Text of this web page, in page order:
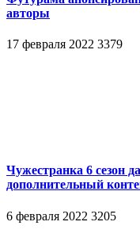
авторы
17 февраля 2022 3379
Чужестранка 6 сезон
дополнительный
6 февраля 2022 3205